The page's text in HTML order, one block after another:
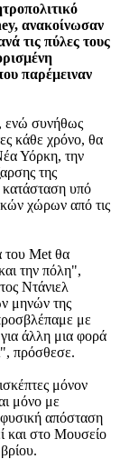
ανακοίνωσαν
τις πύλες τους
παρέμειναν
ενώ συνήθως
κάθε χρόνο, θα
Υόρκη, την
της
κατάσταση υπό
χώρων από τις
του Met θα
την πόλη",
Ντάνιελ
μηνών της
με
άλλη μια φορά
πρόσθεσε.
μόνον
μόνο με
φυσική απόσταση
και στο Μουσείο